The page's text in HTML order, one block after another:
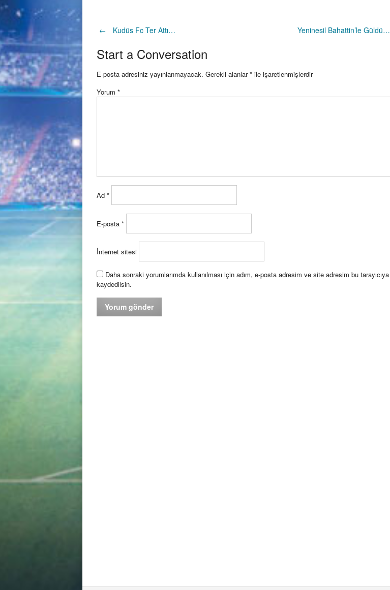
Post
navigation
← Kudüs Fc Ter Attı… Yeninesil Bahattin’le Güldü…
Start a Conversation
E-posta adresiniz yayınlanmayacak. Gerekli alanlar* ile işaretlenmişlerdir
Yorum *
Ad *
E-posta *
İnternet sitesi
Daha sonraki yorumlarımda kullanılması için adım, e-posta adresim ve site adresim bu tarayıcıya
kaydedilsin.